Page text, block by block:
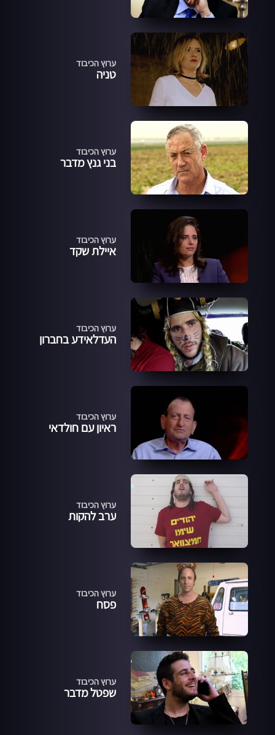
ערוץ הכיבוד
טניה
ערוץ הכיבוד
בני גנץ מדבר
ערוץ הכיבוד
איילת שקד
ערוץ הכיבוד
העדלאידע בחברון
ערוץ הכיבוד
ראיון עם חולדאי
ערוץ הכיבוד
ערב להקות
ערוץ הכיבוד
פסח
ערוץ הכיבוד
שפטל מדבר